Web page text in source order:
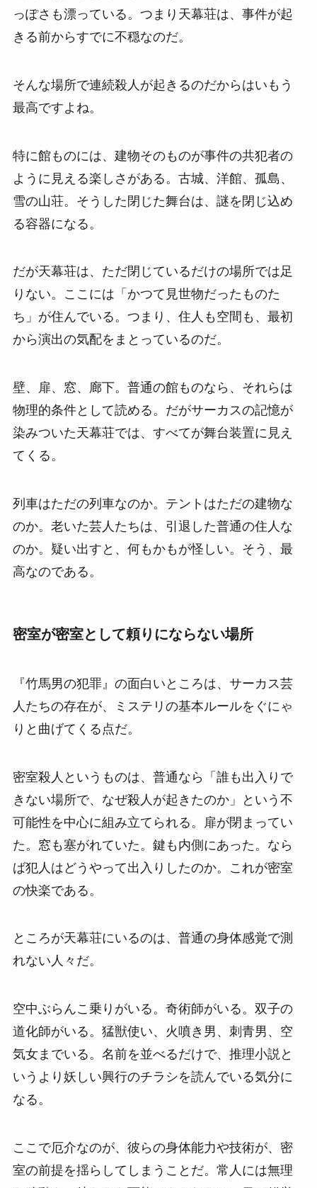
っぽさも漂っている。つまり天幕荘は、事件が起
きる前からすでに不穏なのだ。
そんな場所で連続殺人が起きるのだからはいもう
最高ですよね。
特に館ものには、建物そのものが事件の共犯者の
ように見える楽しさがある。古城、洋館、孤島、
雪の山荘。そうした閉じた舞台は、謎を閉じ込め
る容器になる。
だが天幕荘は、ただ閉じているだけの場所では足
りない。ここには「かつて見世物だったものた
ち」が住んでいる。つまり、住人も空間も、最初
から演出の気配をまとっているのだ。
壁、扉、窓、廊下。普通の館ものなら、それらは
物理的条件として読める。だがサーカスの記憶が
染みついた天幕荘では、すべてが舞台装置に見え
てくる。
列車はただの列車なのか。テントはただの建物な
のか。老いた芸人たちは、引退した普通の住人な
のか。疑い出すと、何もかもが怪しい。そう、最
高なのである。
密室が密室として頼りにならない場所
『竹馬男の犯罪』の面白いところは、サーカス芸
人たちの存在が、ミステリの基本ルールをぐにゃ
りと曲げてくる点だ。
密室殺人というものは、普通なら「誰も出入りで
きない場所で、なぜ殺人が起きたのか」という不
可能性を中心に組み立てられる。扉が閉まってい
た。窓も塞がれていた。鍵も内側にあった。なら
ば犯人はどうやって出入りしたのか。これが密室
の快楽である。
ところが天幕荘にいるのは、普通の身体感覚で測
れない人々だ。
空中ぶらんこ乗りがいる。奇術師がいる。双子の
道化師がいる。猛獣使い、火噴き男、刺青男、空
気女までいる。名前を並べるだけで、推理小説と
いうより妖しい興行のチラシを読んでいる気分に
なる。
ここで厄介なのが、彼らの身体能力や技術が、密
室の前提を揺らしてしまうことだ。常人には無理